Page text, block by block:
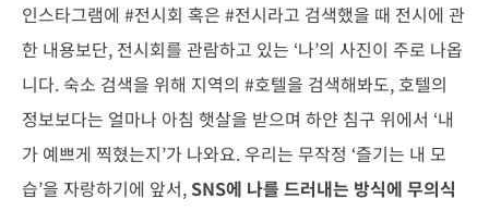
인스타그램에 #전시회 혹은 #전시라고 검색했을 때 전시에 관
한 내용보단, 전시회를 관람하고 있는 ‘나’의 사진이 주로 나옵
니다. 숙소 검색을 위해 지역의 #호텔을 검색해봐도, 호텔의
정보보다는 얼마나 아침 햇살을 받으며 하얀 침구 위에서 ‘내
가 예쁘게 찍혔는지’가 나와요. 우리는 무작정 ‘즐기는 내 모
습’을 자랑하기에 앞서, SNS에 나를 드러내는 방식에 무의식